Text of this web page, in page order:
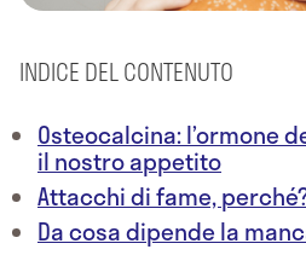
INDICE DEL CONTENUTO
Osteocalcina: l’ormone
il nostro appetito
Attacchi di fame,
Da cosa dipende la